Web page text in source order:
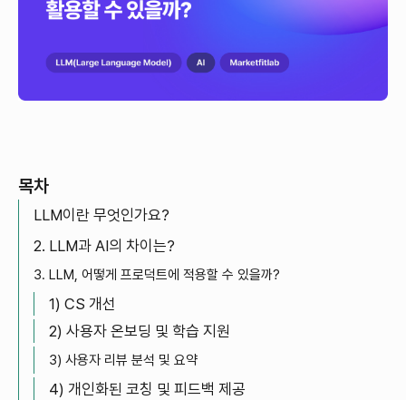
목차
LLM이란 무엇인가요?
2. LLM과 AI의 차이는?
3. LLM, 어떻게 프로덕트에 적용할 수 있을까?
1) CS 개선
2) 사용자 온보딩 및 학습 지원
3) 사용자 리뷰 분석 및 요약
4) 개인화된 코칭 및 피드백 제공